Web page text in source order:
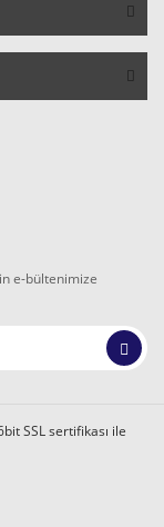
e-bültenimize
SSL sertifikası ile